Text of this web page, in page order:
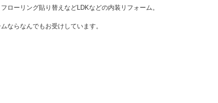
ーリング貼り替えなどLDKなどの内装リフォーム。
ならなんでもお受けしています。